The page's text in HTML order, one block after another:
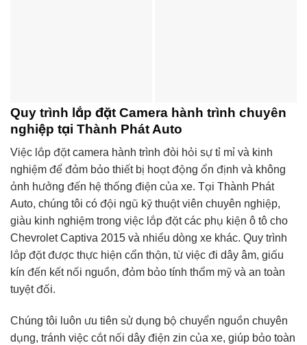
Quy trình lắp đặt Camera hành trình chuyên
nghiệp tại Thành Phát Auto
Việc lắp đặt camera hành trình đòi hỏi sự tỉ mỉ và kinh
nghiệm để đảm bảo thiết bị hoạt động ổn định và không
ảnh hưởng đến hệ thống điện của xe. Tại Thành Phát
Auto, chúng tôi có đội ngũ kỹ thuật viên chuyên nghiệp,
giàu kinh nghiệm trong việc lắp đặt các phụ kiện ô tô cho
Chevrolet Captiva 2015 và nhiều dòng xe khác. Quy trình
lắp đặt được thực hiện cẩn thận, từ việc đi dây âm, giấu
kín đến kết nối nguồn, đảm bảo tính thẩm mỹ và an toàn
tuyệt đối.
Chúng tôi luôn ưu tiên sử dụng bộ chuyển nguồn chuyên
dụng, tránh việc cắt nối dây điện zin của xe, giúp bảo toàn